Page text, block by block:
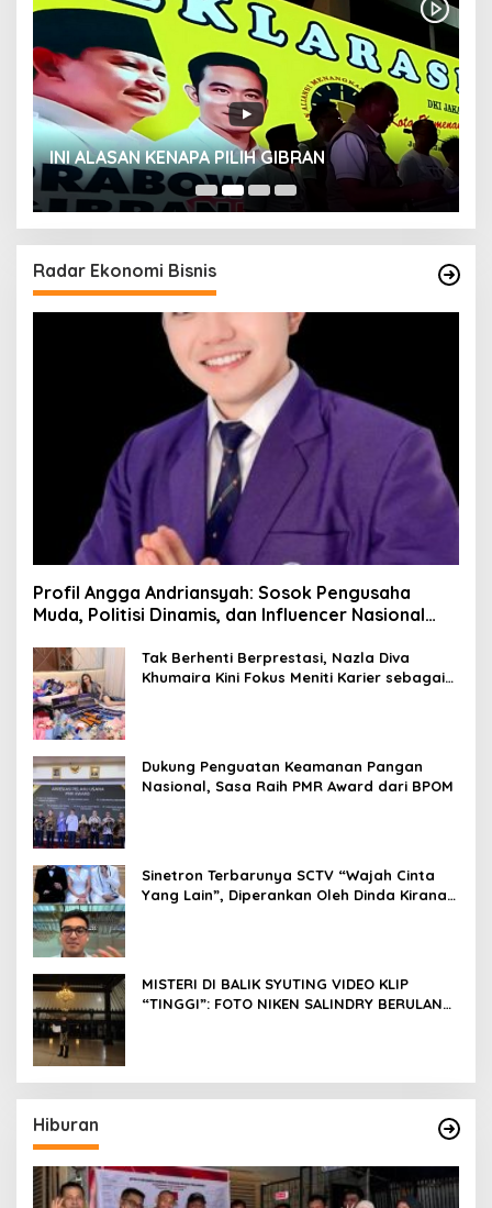
INI ALASAN KENAPA PILIH GIBRAN
Radar Ekonomi Bisnis
Profil Angga Andriansyah: Sosok Pengusaha
Muda, Politisi Dinamis, dan Influencer Nasional
Tak Berhenti Berprestasi, Nazla Diva
Khumaira Kini Fokus Meniti Karier sebagai
Dukung Penguatan Keamanan Pangan
Nasional, Sasa Raih PMR Award dari BPOM
Sinetron Terbarunya SCTV “Wajah Cinta
Yang Lain”, Diperankan Oleh Dinda Kirana,
MISTERI DI BALIK SYUTING VIDEO KLIP
“TINGGI”: FOTO NIKEN SALINDRY BERULANG
Hiburan